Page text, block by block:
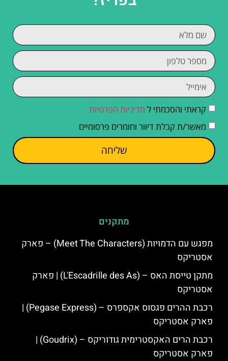
קראתי והסכמתי ל מדיניות הפרטיות
מאשר/ת קבלת דיוור וחומרים פרסומיים
שליחה
מתקנים
מפגש עם הדמויות (Meet The Characters) – פארק
אסטריקס
מתקן טייסת האס – (L'Escadrille des As) | פארק
אסטריקס
רכבת ההרים פגסוס אקספרס – (Pegase Express) |
פארק אסטריקס
רכבת הרים האקסטרימית גודוריקס – (Goudrix) |
פארק אסטריקס